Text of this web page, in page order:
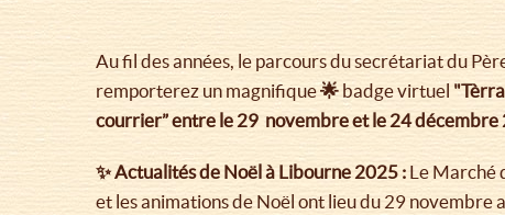
Au fil des années, le parcours du secrétariat du
remporterez un magnifique🌟 badge virtuel
courrier” entre le 29 novembre et le 24 décembre
✨ Actualités de Noël à Libourne 2025 : Le Marché
et les animations de Noël ont lieu du 29 novembre